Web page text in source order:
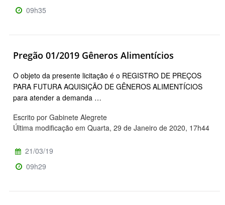
09h35
Pregão 01/2019 Gêneros Alimentícios
O objeto da presente licitação é o REGISTRO DE PREÇOS
PARA FUTURA AQUISIÇÃO DE GÊNEROS ALIMENTÍCIOS
para atender a demanda …
Escrito por Gabinete Alegrete
Última modificação em Quarta, 29 de Janeiro de 2020, 17h44
21/03/19
09h29